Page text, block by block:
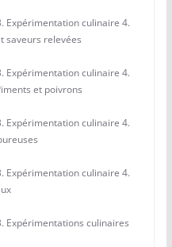
Expérimentation culinaire 4.
saveurs relevées
Expérimentation culinaire 4.
et poivrons
Expérimentation culinaire 4.
Expérimentation culinaire 4.
Expérimentations culinaires